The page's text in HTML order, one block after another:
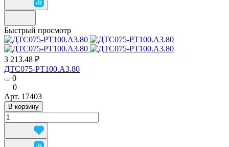
Быстрый просмотр
3 213.48 ₽
ДТС075-РТ100.А3.80
0
0
Арт. 17403
В корзину